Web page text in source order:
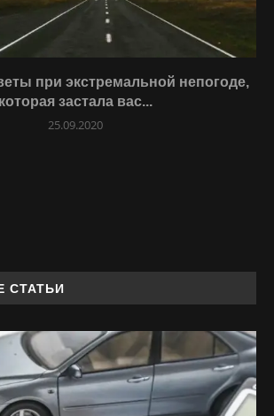
при экстремальной непогоде,
которая застала вас...
25.09.2020
СТАТЬИ